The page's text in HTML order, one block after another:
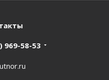
969-58-53